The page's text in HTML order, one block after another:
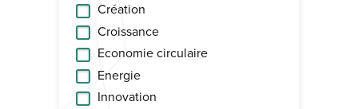
Création
Croissance
Economie circulaire
Energie
Innovation